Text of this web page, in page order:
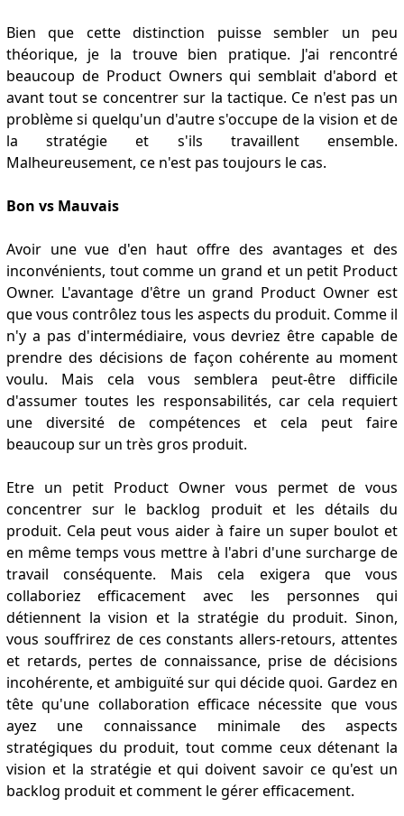
Bien que cette distinction puisse sembler un peu
théorique, je la trouve bien pratique. J'ai rencontré
beaucoup de Product Owners qui semblait d'abord et
avant tout se concentrer sur la tactique. Ce n'est pas un
problème si quelqu'un d'autre s'occupe de la vision et de
la stratégie et s'ils travaillent ensemble.
Malheureusement, ce n'est pas toujours le cas.
Bon vs Mauvais
Avoir une vue d'en haut offre des avantages et des
inconvénients, tout comme un grand et un petit Product
Owner. L'avantage d'être un grand Product Owner est
que vous contrôlez tous les aspects du produit. Comme il
n'y a pas d'intermédiaire, vous devriez être capable de
prendre des décisions de façon cohérente au moment
voulu. Mais cela vous semblera peut-être difficile
d'assumer toutes les responsabilités, car cela requiert
une diversité de compétences et cela peut faire
beaucoup sur un très gros produit.
Etre un petit Product Owner vous permet de vous
concentrer sur le backlog produit et les détails du
produit. Cela peut vous aider à faire un super boulot et
en même temps vous mettre à l'abri d'une surcharge de
travail conséquente. Mais cela exigera que vous
collaboriez efficacement avec les personnes qui
détiennent la vision et la stratégie du produit. Sinon,
vous souffrirez de ces constants allers-retours, attentes
et retards, pertes de connaissance, prise de décisions
incohérente, et ambiguïté sur qui décide quoi. Gardez en
tête qu'une collaboration efficace nécessite que vous
ayez une connaissance minimale des aspects
stratégiques du produit, tout comme ceux détenant la
vision et la stratégie et qui doivent savoir ce qu'est un
backlog produit et comment le gérer efficacement.